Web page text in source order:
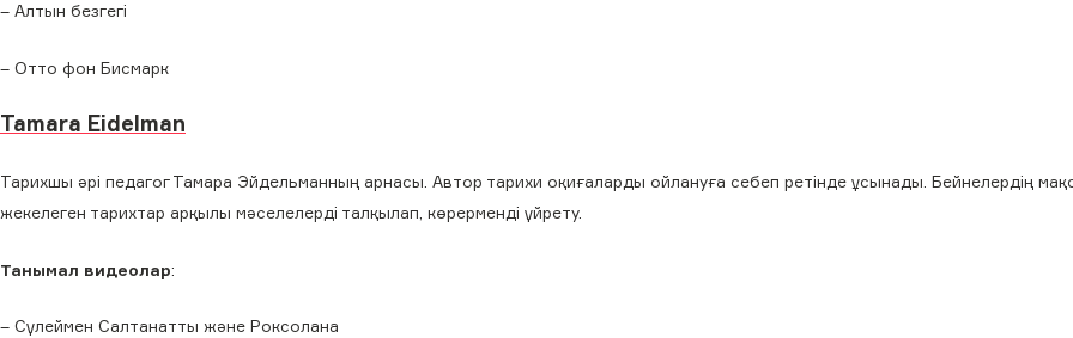
– Алтын безгегі
– Отто фон Бисмарк
Tamara Eidelman
Тарихшы әрі педагог Тамара Эйдельманның арнасы. Автор тарихи оқиғаларды ойлануға себеп ретінде ұсынады. Бейнелердің
жекелеген тарихтар арқылы мәселелерді талқылап, көрерменді үйрету.
Танымал видеолар:
– Сүлеймен Салтанатты және Роксолана